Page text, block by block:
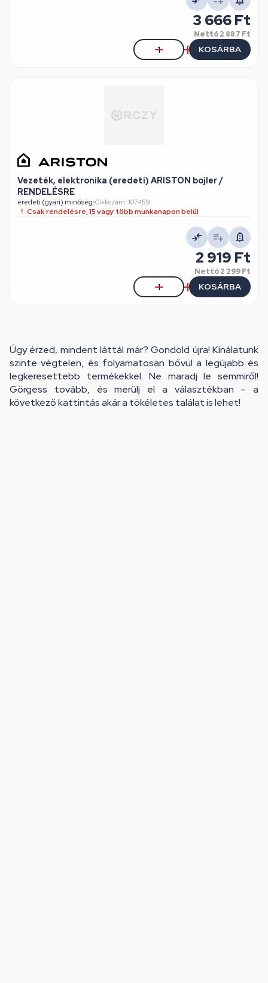
3 666 Ft
Nettó2 887 Ft
KOSÁRBA
Vezeték, elektronika (eredeti) ARISTON bojler /
RENDELÉSRE
eredeti (gyári) minőség•Cikkszám: 107459
Csak rendelésre, 15 vagy több munkanapon belül
2 919 Ft
Nettó2 299 Ft
KOSÁRBA
Úgy érzed, mindent láttál már? Gondold újra! Kínálatunk
szinte végtelen, és folyamatosan bővül a legújabb és
legkeresettebb termékekkel. Ne maradj le semmiről!
Görgess tovább, és merülj el a választékban – a
következő kattintás akár a tökéletes találat is lehet!